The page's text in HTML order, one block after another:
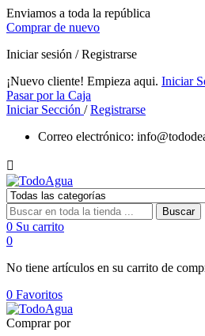
Enviamos a toda la república
Comprar de nuevo
Iniciar sesión / Registrarse
¡Nuevo cliente! Empieza aqui. Iniciar
Pasar por la Caja
Iniciar Sección /Registrarse
Correo electrónico:

Buscar
0 Su carrito
0
No tiene artículos en su carrito de
0 Favoritos
Comprar por